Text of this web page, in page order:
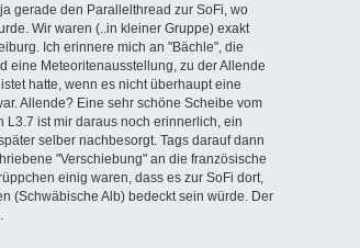
gerade den Parallelthread zur SoFi, wo
Wir waren (..in kleiner Gruppe) exakt
Ich erinnere mich an "Bächle", die
eine Meteoritenausstellung, zu der Allende
hatte, wenn es nicht überhaupt eine
Allende? Eine sehr schöne Scheibe vom
L3.7 ist mir daraus noch erinnerlich, ein
selber nachbesorgt. Tags darauf dann
"Verschiebung" an die französische
einig waren, dass es zur SoFi dort,
(Schwäbische Alb) bedeckt sein würde. Der